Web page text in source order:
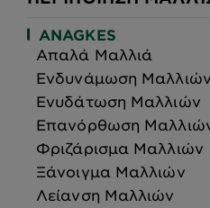
ANAGKES
Απαλά Μαλλιά
Ενδυνάμωση Μαλλιών
Ενυδάτωση Μαλλιών
Επανόρθωση
Φριζάρισμα Μαλλιών
Ξάνοιγμα Μαλλιών
Λείανση Μαλλιών